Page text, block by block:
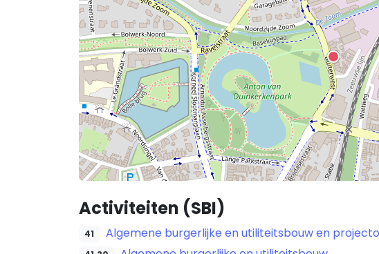
Activiteiten (SBI)
41 Algemene burgerlijke en utiliteitsbouw en